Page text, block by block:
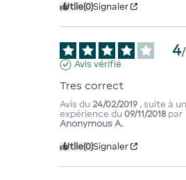
Utile(0)Signaler
4/
Avis vérifié
Tres correct
Avis du 24/02/2019 , suite à
expérience du09/11/2018 par
Anonymous A.
Utile(0)Signaler